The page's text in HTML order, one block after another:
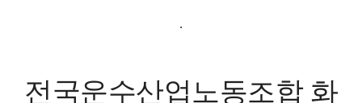
.
전국운수산업노동조합 화